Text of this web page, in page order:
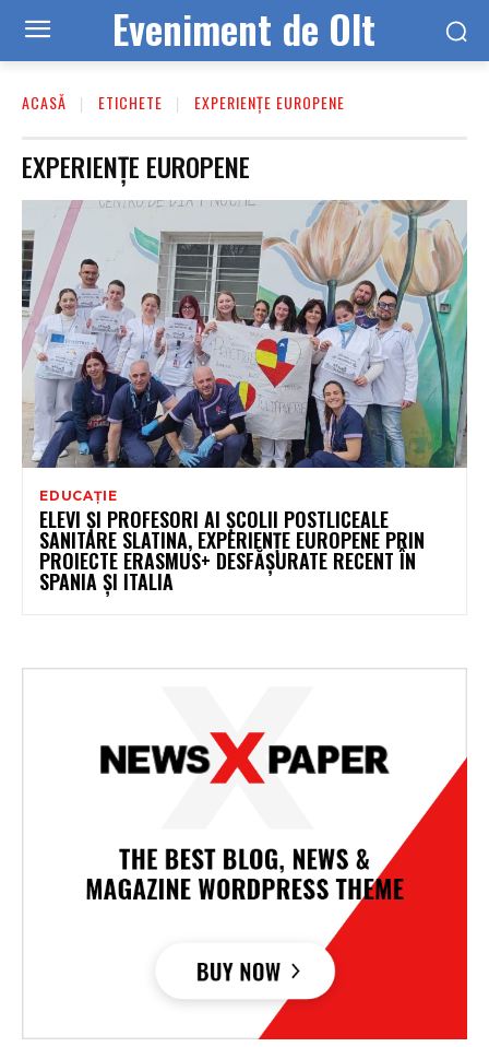
Eveniment de Olt
ACASĂ ETICHETE EXPERIENȚE EUROPENE
EXPERIENȚE EUROPENE
EDUCAȚIE
ELEVI ȘI PROFESORI AI ȘCOLII POSTLICEALE
SANITARE SLATINA, EXPERIENȚE EUROPENE PRIN
PROIECTE ERASMUS+ DESFĂȘURATE RECENT ÎN
SPANIA ȘI ITALIA